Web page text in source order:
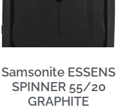
Samsonite ESSENS
SPINNER 55/20
GRAPHITE